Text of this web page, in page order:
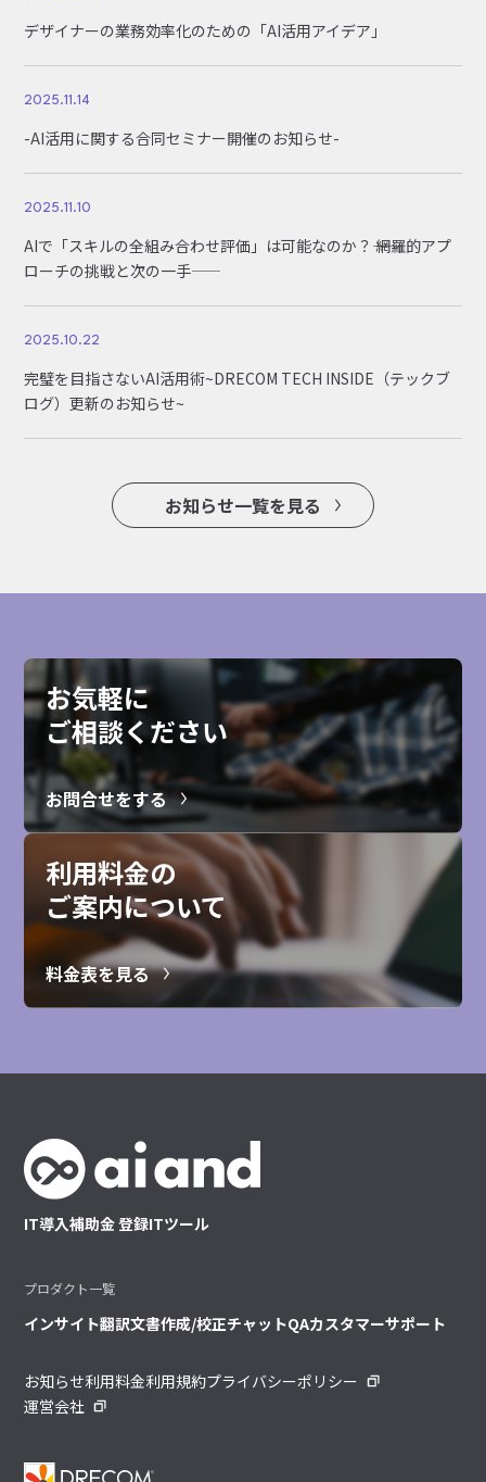
デザイナーの業務効率化のための「AI活用アイデア」
2025.11.14
-AI活用に関する合同セミナー開催のお知らせ-
2025.11.10
AIで「スキルの全組み合わせ評価」は可能なのか？―― 網羅的アプ
ローチの挑戦と次の一手――
2025.10.22
完璧を目指さないAI活用術~DRECOM TECH INSIDE（テックブ
ログ）更新のお知らせ~
お知らせ一覧を見る
お気軽に
ご相談ください
お問合せをする
利用料金の
ご案内について
料金表を見る
IT導入補助金 登録ITツール
プロダクト一覧
インサイト翻訳文書作成/校正チャットQAカスタマーサポート
お知らせ利用料金利用規約プライバシーポリシー
運営会社